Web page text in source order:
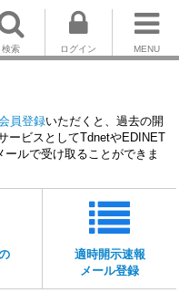
MENU
ログイン
検索
員登録いただくと、過去の開
ービスとしてTdnetやEDINET
ルで受け取ることができま
適時開示速報
メール登録